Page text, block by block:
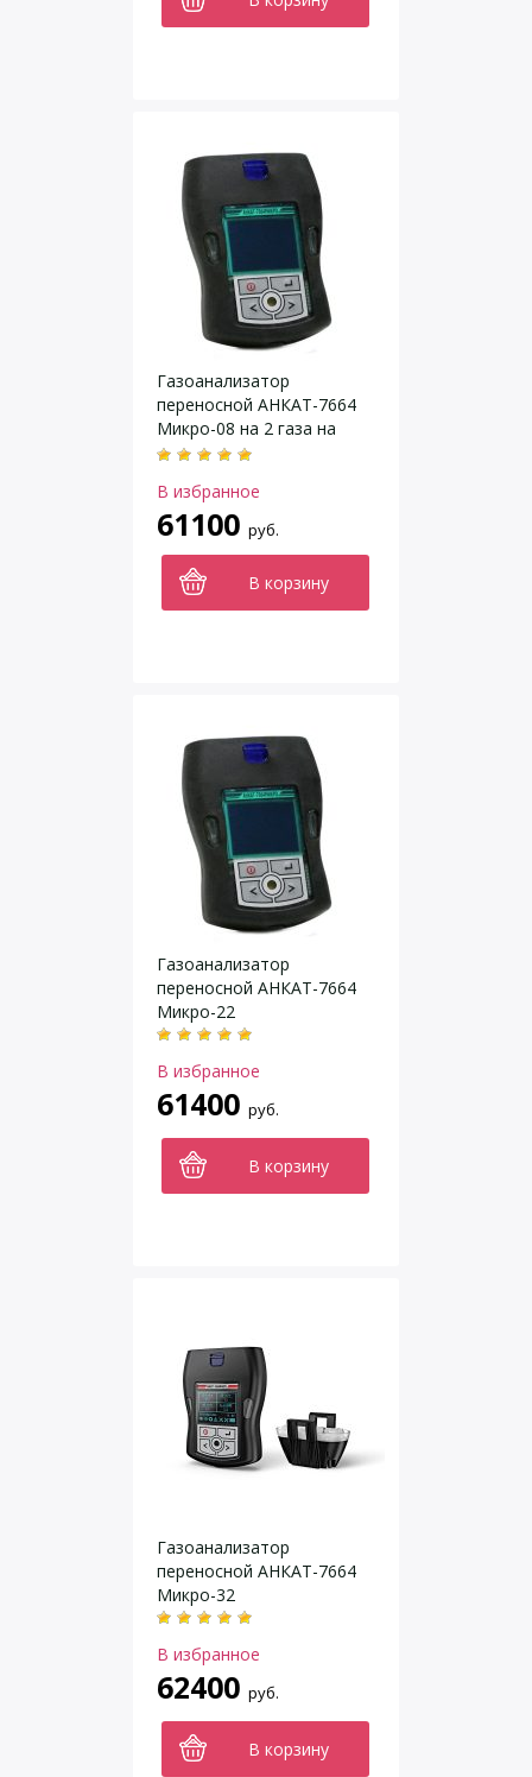
Газоанализатор
переносной АНКАТ-7664
Микро-08 на 2 газа на
выбор
В избранное
61100 руб.
В корзину
Газоанализатор
переносной АНКАТ-7664
Микро-22
В избранное
61400 руб.
В корзину
Газоанализатор
переносной АНКАТ-7664
Микро-32
В избранное
62400 руб.
В корзину